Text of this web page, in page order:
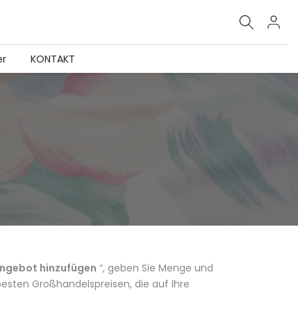
KONTAKT
hinzufügen “, geben Sie Menge und
Großhandelspreisen, die auf Ihre